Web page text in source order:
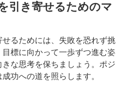
引き寄せるためのマ
るためには、失敗を恐れず挑
標に向かって一歩ずつ進む姿
な思考を保ちましょう。ポジ
功への道を照らします。